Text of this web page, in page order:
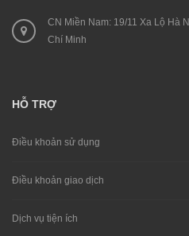
CN Miền Nam: 19/11 Xa Lộ Hà
Chí Minh
HỖ TRỢ
Điều khoản sử dụng
Điều khoản giao dịch
Dịch vụ tiện ích